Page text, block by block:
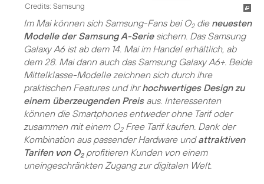
Credits: Samsung
Im Mai können sich Samsung-Fans bei O2die neuesten
Modelle der Samsung A-Seriesichern. Das Samsung
Galaxy A6 ist ab dem 14. Mai im Handel erhältlich, ab
dem 28. Mai dann auch das Samsung Galaxy A6+. Beide
Mittelklasse-Modelle zeichnen sich durch ihre
praktischen Features und ihrhochwertiges Design zu
einem überzeugenden Preisaus. Interessenten
können die Smartphones entweder ohne Tarif oder
zusammen mit einem O2Free Tarif kaufen. Dank der
Kombination aus passender Hardware undattraktiven
Tarifen von O2profitieren Kunden von einem
uneingeschränkten Zugang zur digitalen Welt.